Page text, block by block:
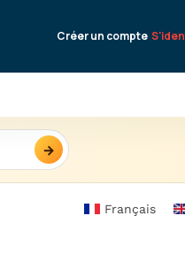
Créer un compte
→
Français